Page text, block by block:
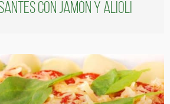
con jamón y alioli